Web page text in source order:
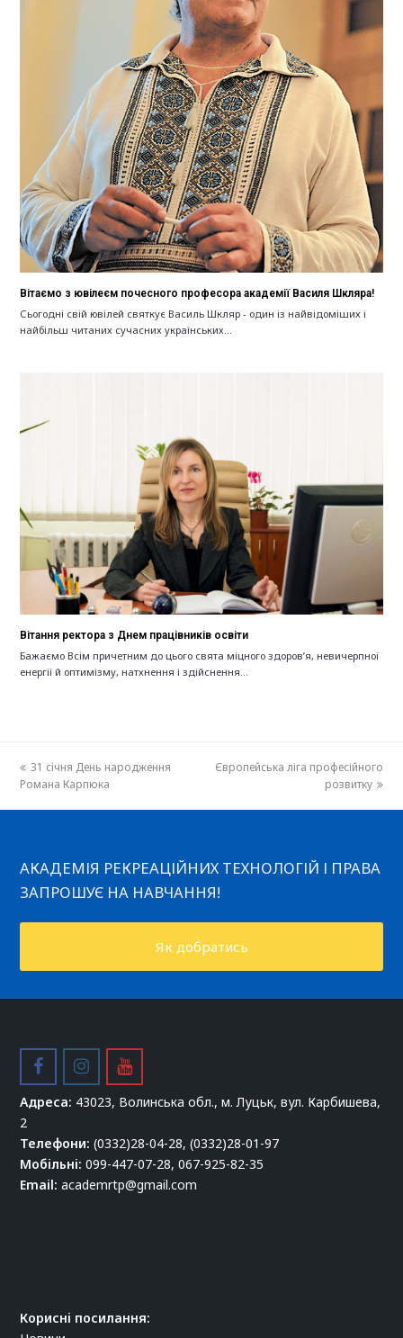
Вітаємо з ювілеєм почесного професора академії Василя Шкляра!
Сьогодні свій ювілей святкує Василь Шкляр - один із найвідоміших і
найбільш читаних сучасних українських…
Вітання ректора з Днем працівників освіти
Бажаємо Всім причетним до цього свята міцного здоров’я, невичерпної
енергії й оптимізму, натхнення і здійснення…
previous
post:
31 січня День народження
Романа Карпюка
next
Європейська ліга професійного
розвитку
АКАДЕМІЯ РЕКРЕАЦІЙНИХ ТЕХНОЛОГІЙ І ПРАВА
ЗАПРОШУЄ НА НАВЧАННЯ!
Як добратись
facebookinstagram
youtube
Адреса: 43023, Волинська обл., м. Луцьк, вул. Карбишева,
2
Телефони: (0332)28-04-28, (0332)28-01-97
Мобільні: 099-447-07-28, 067-925-82-35
Email: academrtp@gmail.com
Корисні посилання: